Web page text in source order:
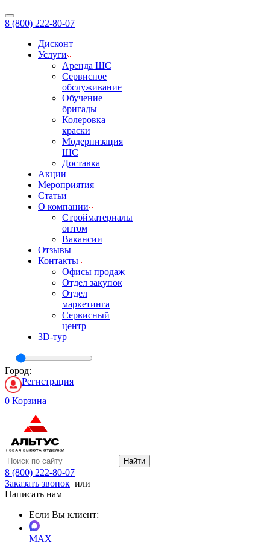
8 (800) 222-80-07
Дисконт
Услуги
Аренда ШС
Сервисное
обслуживание
Обучение
бригады
Колеровка
краски
Модернизация
ШС
Доставка
Акции
Мероприятия
Статьи
О компании
Стройматериалы
оптом
Вакансии
Отзывы
Контакты
Офисы продаж
Отдел закупок
Отдел
маркетинга
Сервисный
центр
3D-тур
Город:
Регистрация
0 Корзина
Найти
8 (800) 222-80-07
Заказать звонок или
Написать нам
Если Вы клиент:
MAX